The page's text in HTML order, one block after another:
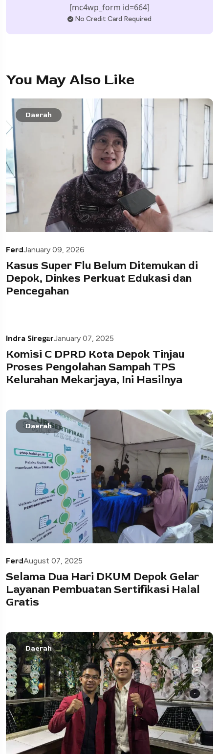
[mc4wp_form id=664]
No Credit Card Required
You May Also Like
Daerah
FerdJanuary 09, 2026
Kasus Super Flu Belum Ditemukan di
Depok, Dinkes Perkuat Edukasi dan
Pencegahan
Indra SiregarJanuary 07, 2025
Komisi C DPRD Kota Depok Tinjau
Proses Pengolahan Sampah TPS
Kelurahan Mekarjaya, Ini Hasilnya
Daerah
FerdAugust 07, 2025
Selama Dua Hari DKUM Depok Gelar
Layanan Pembuatan Sertifikasi Halal
Gratis
Daerah